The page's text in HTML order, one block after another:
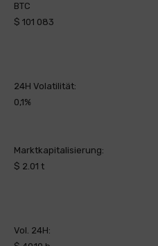
BTC
$ 101 083
24H Volatilität:
0,1%
Marktkapitalisierung:
$ 2.01 t
Vol. 24H: